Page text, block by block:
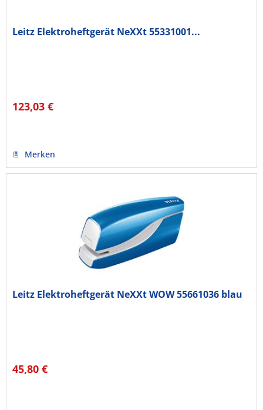
Leitz Elektroheftgerät NeXXt 55331001...
123,03 €
Merken
Leitz Elektroheftgerät NeXXt WOW 55661036 blau
45,80 €